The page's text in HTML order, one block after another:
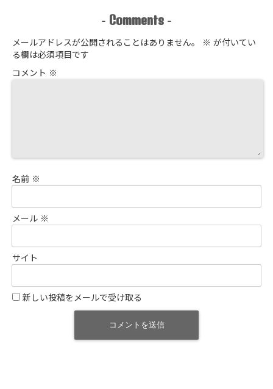
- Comments -
メールアドレスが公開されることはありません。 ※ が付いてい
る欄は必須項目です
コメント ※
名前 ※
メール ※
サイト
新しい投稿をメールで受け取る